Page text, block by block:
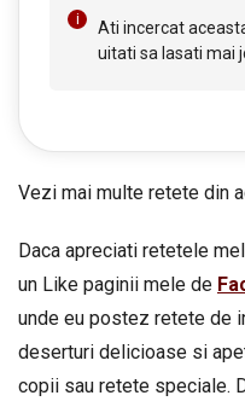
Ati incercat
uitati sa lasati mai
Vezi mai multe retete din
Daca apreciati retetele
un Like paginii mele de
unde eu postez retete de
deserturi delicioase si
copii sau retete speciale.